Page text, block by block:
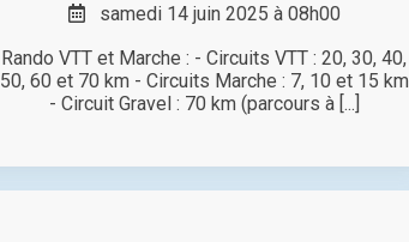
samedi 14 juin 2025 à 08h00
Rando VTT et Marche : - Circuits VTT : 20, 30, 40,
50, 60 et 70 km - Circuits Marche : 7, 10 et 15 km
- Circuit Gravel : 70 km (parcours à [...]